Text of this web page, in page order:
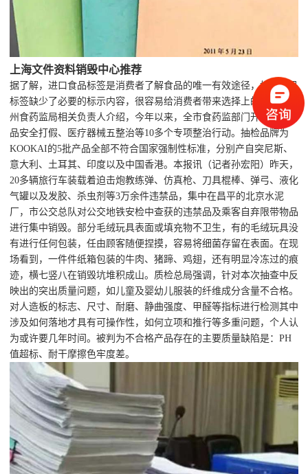
上海文件资料销毁中心推荐
据了解，进口食品标签是消费者了解食品的唯一有效途径，如果食品
标签缺少了必要的标示内容，很容易给消费者带来选择上的误判。苏
州食药监局相关负责人介绍，今年以来，全市食药监部门开展食品药
品安全打假、医疗器械五整治等10多个专项整治行动。抽检品牌为
KOOKAI的5批产品全部不符合国家强制性标准，分别产自突尼斯、
意大利、土耳其、印度以及中国香港。本报讯（记者孙宏阳）昨天，
20多辆旅行车装载着迫击炮教练弹、仿真枪、刀具棍棒、弹弓、液化
气罐以及发胶、杀虫剂等3万余件违禁品，集中在昌平的北京水泥
厂，市公交总队对公交地铁安检中查获的违禁品及乘客自弃限带物品
进行集中销毁。部分毛绒玩具表面或填充物不卫生，有的毛绒玩具没
有进行任何包装，任由顾客随便捏摸，容易将细菌存留在表面。在现
场看到，一件件纸箱包装的牛肉、猪蹄、鸡翅，还有明显冷冻过的痕
迹，横七竖八在销毁坑堆积成山。质检总局强调，针对本次抽查中反
映出的突出质量问题，如儿童及婴幼儿服装的纤维成分含量不合格。
对人造板的标志、尺寸、耐磨、静曲强度、甲醛等指标进行检测其中
涉及如何落地才具有可操作性，如何立项和推行等多重问题，个人认
为或许要几年时间。被判为不合格产品存在的主要质量缺陷是：PH
值超标、耐干摩擦色牢度差。